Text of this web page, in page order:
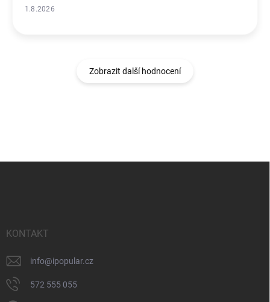
1.8.2026
Zobrazit další hodnocení
KONTAKT
info@ipopular.cz
572 555 055